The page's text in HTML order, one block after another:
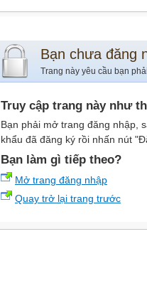
Bạn chưa đăng
Trang này yêu cầu bạn
Truy cập trang này như
Bạn phải mở trang đăng nhập,
khẩu đã đăng ký rồi nhấn nút
Bạn làm gì tiếp theo?
Mở trang đăng nhập
Quay trở lại trang trước